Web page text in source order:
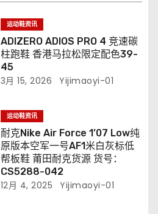
运动鞋资讯
ADIZERO ADIOS PRO 4 竞速碳
柱跑鞋 香港马拉松限定配色39-
45
3月 15, 2026 Yijimaoyi-01
运动鞋资讯
耐克Nike Air Force 1’07 Low纯
原版本空军一号AF1米白灰标低
帮板鞋 莆田耐克货源 货号：
CS5288-042
12月 4, 2025 Yijimaoyi-01